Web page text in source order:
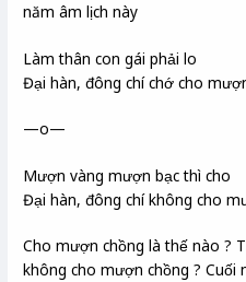
năm âm lịch này
Làm thân con gái phải lo
Đại hàn, đông chí chớ cho
—o—
Mượn vàng mượn bạc thì cho
Đại hàn, đông chí không cho
Cho mượn chồng là thế nào ?
không cho mượn chồng ? Cuối